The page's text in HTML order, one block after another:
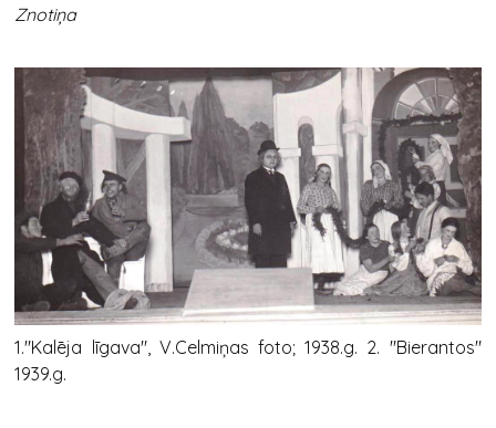
Znotiņa
1."Kalēja līgava", V.Celmiņas foto; 1938.g. 2. "Bierantos"
1939.g.